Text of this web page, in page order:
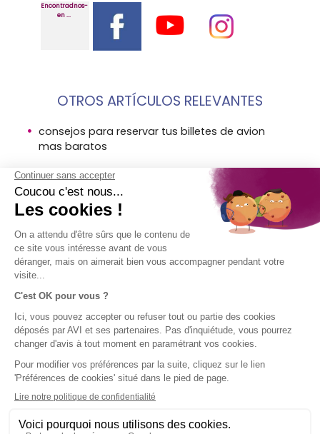
Encontradnos-
en ...
OTROS ARTÍCULOS RELEVANTES
consejos para reservar tus billetes de avion
mas baratos
12 consejos para viajar con seguridad por
mundo
como mantenerse sano durante un viaje
AVISO
Condiciones
generales de
Uso de
cookies
Mapa del
International
EMPRESA
AVI en breve
ACCESO
Ayuda
¡SÍGUENOS!